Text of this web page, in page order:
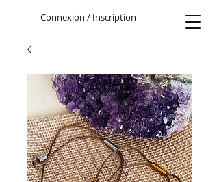
Connexion / Inscription